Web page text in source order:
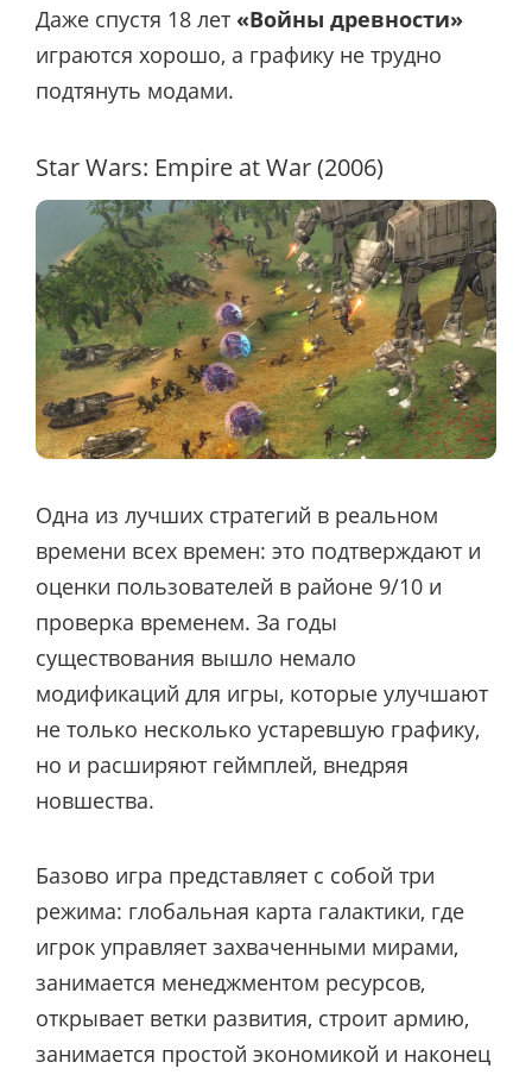
Даже спустя 18 лет «Войны древности»
играются хорошо, а графику не трудно
подтянуть модами.
Star Wars: Empire at War (2006)
Одна из лучших стратегий в реальном
времени всех времен: это подтверждают и
оценки пользователей в районе 9/10 и
проверка временем. За годы
существования вышло немало
модификаций для игры, которые улучшают
не только несколько устаревшую графику,
но и расширяют геймплей, внедряя
новшества.
Базово игра представляет с собой три
режима: глобальная карта галактики, где
игрок управляет захваченными мирами,
занимается менеджментом ресурсов,
открывает ветки развития, строит армию,
занимается простой экономикой и наконец